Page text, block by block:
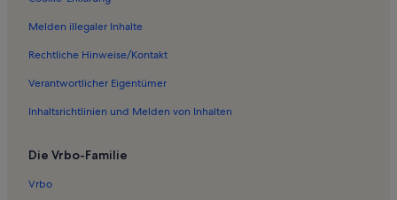
Melden illegaler Inhalte
Rechtliche Hinweise/Kontakt
Verantwortlicher Eigentümer
Inhaltsrichtlinien und Melden von Inhalten
Die Vrbo-Familie
Vrbo